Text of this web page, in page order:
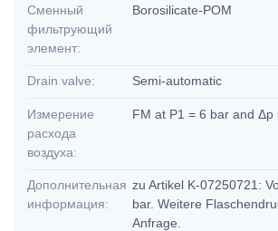
Сменный
фильтрующий
элемент:
Borosilicate-POM
Drain valve: Semi-automatic
Измерение
расхода
воздуха:
FM at P1 = 6 bar and Δp
Дополнительная
информация:
zu Artikel K-07250721:
bar. Weitere
Anfrage.